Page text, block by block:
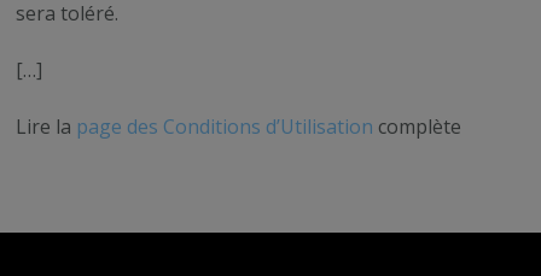
sera toléré.
[…]
Lire la page des Conditions d’Utilisation complète